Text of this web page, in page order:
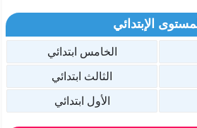
الإبتدائي
الخامس ابتدائي
الثالث ابتدائي
الأول ابتدائي